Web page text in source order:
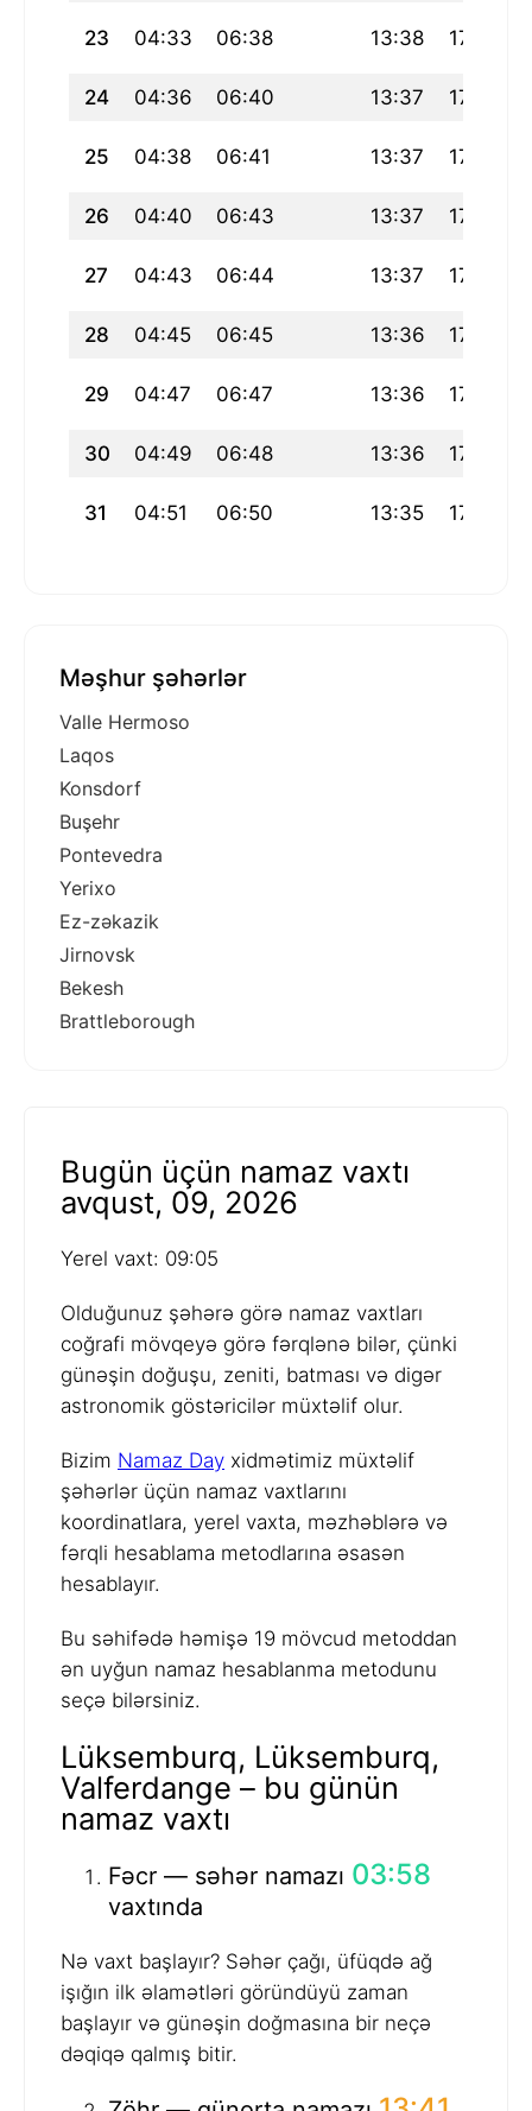
23 04:33 06:38 13:38 17:29
24 04:36 06:40 13:37 17:28
25 04:38 06:41 13:37 17:26
26 04:40 06:43 13:37 17:25
27 04:43 06:44 13:37 17:24
28 04:45 06:45 13:36 17:23
29 04:47 06:47 13:36 17:22
30 04:49 06:48 13:36 17:20
31 04:51 06:50 13:35 17:19
Məşhur şəhərlər
Valle Hermoso
Laqos
Konsdorf
Buşehr
Pontevedra
Yerixo
Ez-zəkazik
Jirnovsk
Bekesh
Brattleborough
Bugün üçün namaz vaxtı
avqust, 09, 2026
Yerel vaxt: 09:05
Olduğunuz şəhərə görə namaz vaxtları
coğrafi mövqeyə görə fərqlənə bilər, çünki
günəşin doğuşu, zeniti, batması və digər
astronomik göstəricilər müxtəlif olur.
Bizim Namaz Day xidmətimiz müxtəlif
şəhərlər üçün namaz vaxtlarını
koordinatlara, yerel vaxta, məzhəblərə və
fərqli hesablama metodlarına əsasən
hesablayır.
Bu səhifədə həmişə 19 mövcud metoddan
ən uyğun namaz hesablanma metodunu
seçə bilərsiniz.
Lüksemburq, Lüksemburq,
Valferdange – bu günün
namaz vaxtı
Fəcr — səhər namazı 03:58
vaxtında
Nə vaxt başlayır? Səhər çağı, üfüqdə ağ
işığın ilk əlamətləri göründüyü zaman
başlayır və günəşin doğmasına bir neçə
dəqiqə qalmış bitir.